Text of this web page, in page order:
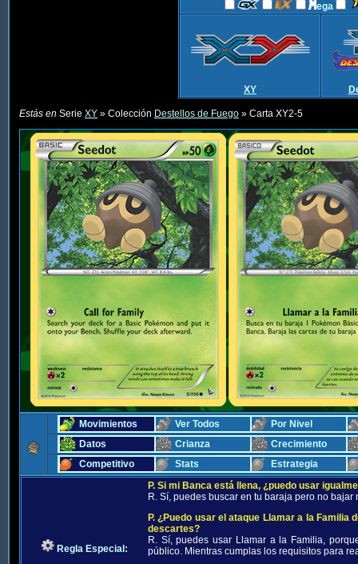
ega
XY
Estás en Serie XY » Colección Destellos de Fuego » Carta XY2-5
Movimientos Ver Todos
Por Nivel
Datos
Crianza
Crecimiento
Competitivo
Stats Estrategia
Regla Especial:
P. Si mi Banca está llena, ¿puedo usar
R. Sí, puedes buscar en tu baraja pero no bajar
P. ¿Puedo usar el ataque Llamar a la
descartes?
R. Sí, puedes usar Llamar a la Familia,
público. Mientras cumplas los requisitos para